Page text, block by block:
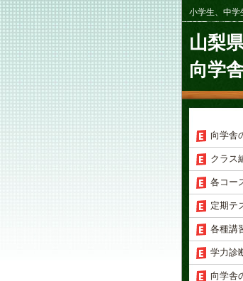
小学生、中学
山梨
向学
向学舎
クラス
各コー
定期テ
各種講
学力診
向学舎